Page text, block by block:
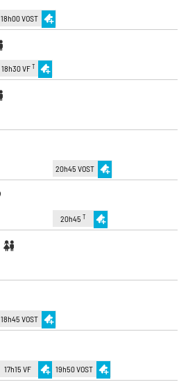
18h00 VOST
18h30 VFT
20h45 VOST
20h45 T
18h45 VOST
17h15 VF 19h50 VOST